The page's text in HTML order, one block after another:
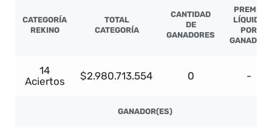
CATEGORÍA
REKINO
TOTAL
CATEGORÍA
CANTIDAD
DE
GANADORES
PREMIO
LÍQUIDO
POR
GANADOR
14
Aciertos
$2.980.713.554 0 -
GANADOR(ES)